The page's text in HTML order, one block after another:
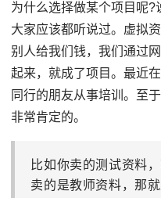
为什么选择做某个项目呢?
大家应该都听说过。虚拟
别人给我们钱，我们通过
起来，就成了项目。最近
同行的朋友从事培训。至
非常肯定的。
比如你卖的测试资料
卖的是教师资料，那